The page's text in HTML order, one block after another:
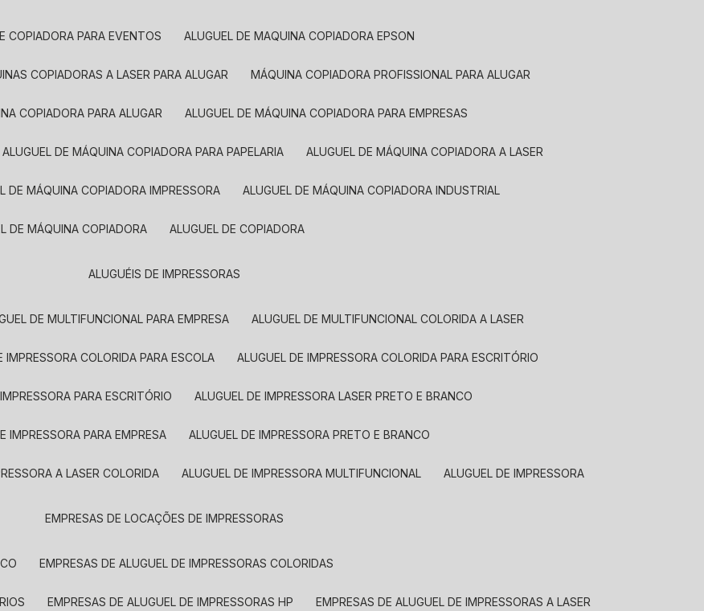
COPIADORA PARA EVENTOS ALUGUEL DE MAQUINA COPIADORA EPSON
COPIADORAS A LASER PARA ALUGAR MÁQUINA COPIADORA PROFISSIONAL PARA ALUGAR
COPIADORA PARA ALUGAR ALUGUEL DE MÁQUINA COPIADORA PARA EMPRESAS
ALUGUEL DE MÁQUINA COPIADORA PARA PAPELARIA ALUGUEL DE MÁQUINA COPIADORA A LASER
DE MÁQUINA COPIADORA IMPRESSORA ALUGUEL DE MÁQUINA COPIADORA INDUSTRIAL
DE MÁQUINA COPIADORA ALUGUEL DE COPIADORA
ALUGUÉIS DE IMPRESSORAS
DE MULTIFUNCIONAL PARA EMPRESA ALUGUEL DE MULTIFUNCIONAL COLORIDA A LASER
IMPRESSORA COLORIDA PARA ESCOLA ALUGUEL DE IMPRESSORA COLORIDA PARA ESCRITÓRIO
IMPRESSORA PARA ESCRITÓRIO ALUGUEL DE IMPRESSORA LASER PRETO E BRANCO
IMPRESSORA PARA EMPRESA ALUGUEL DE IMPRESSORA PRETO E BRANCO
A LASER COLORIDA ALUGUEL DE IMPRESSORA MULTIFUNCIONAL ALUGUEL DE IMPRESSORA
EMPRESAS DE LOCAÇÕES DE IMPRESSORAS
EMPRESAS DE ALUGUEL DE IMPRESSORAS COLORIDAS
EMPRESAS DE ALUGUEL DE IMPRESSORAS HP EMPRESAS DE ALUGUEL DE IMPRESSORAS A LASER